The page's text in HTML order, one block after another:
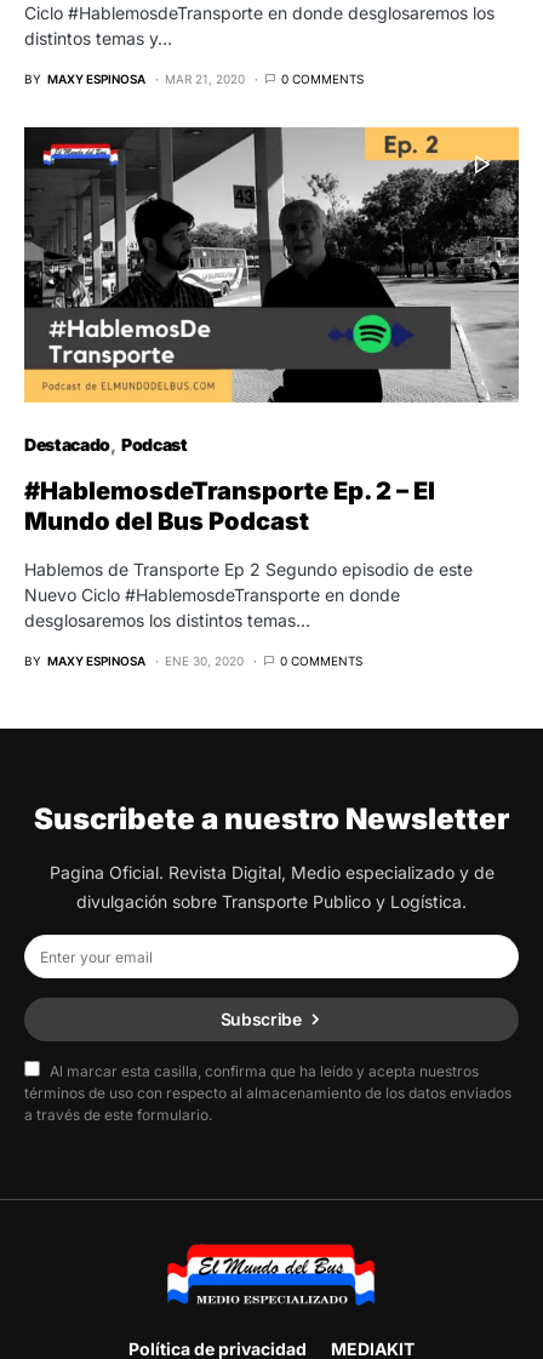
Ciclo #HablemosdeTransporte en donde desglosaremos los
distintos temas y…
BY MAXY ESPINOSA MAR 21, 2020 0 COMMENTS
Destacado Podcast
#HablemosdeTransporte Ep. 2 – El
Mundo del Bus Podcast
Hablemos de Transporte Ep 2 Segundo episodio de este
Nuevo Ciclo #HablemosdeTransporte en donde
desglosaremos los distintos temas…
BY MAXY ESPINOSA ENE 30, 2020 0 COMMENTS
Suscribete a nuestro Newsletter
Pagina Oficial. Revista Digital, Medio especializado y de
divulgación sobre Transporte Publico y Logística.
Subscribe
Al marcar esta casilla, confirma que ha leído y acepta nuestros
términos de uso con respecto al almacenamiento de los datos enviados
a través de este formulario.
Política de privacidad MEDIAKIT